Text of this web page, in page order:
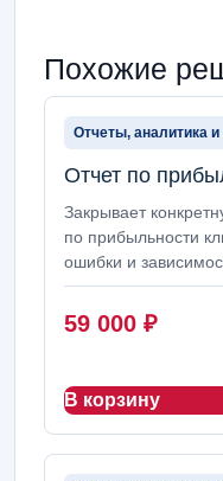
Похожие
Отчеты, аналитика
Отчет по
Закрывает
по прибыльности
ошибки и
59 000 ₽
В корзину